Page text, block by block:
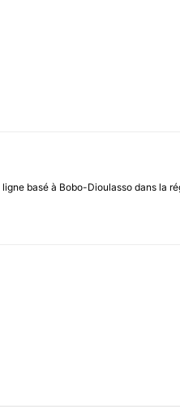
basé à Bobo-Dioulasso dans la